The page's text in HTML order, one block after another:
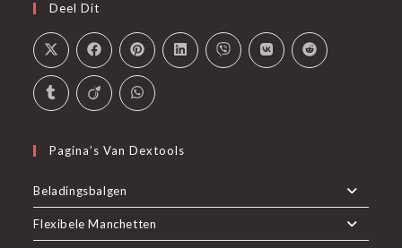
selecteren
Deel Dit
Pagina’s Van Dextools
Beladingsbalgen
Flexibele Manchetten